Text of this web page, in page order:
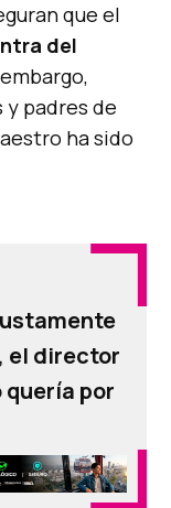
que el
del
padres de
ha sido
el director
quería por